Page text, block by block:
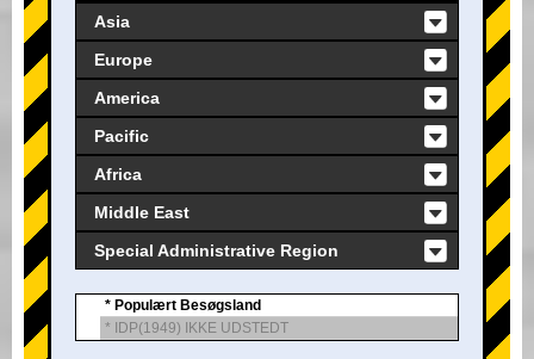
Asia
Europe
America
Pacific
Africa
Middle East
Special Administrative Region
* Populært Besøgsland
* IDP(1949) IKKE UDSTEDT